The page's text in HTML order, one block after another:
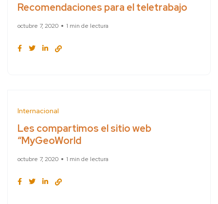
Recomendaciones para el teletrabajo
octubre 7, 2020 1 min de lectura
Internacional
Les compartimos el sitio web
“MyGeoWorld
octubre 7, 2020 1 min de lectura